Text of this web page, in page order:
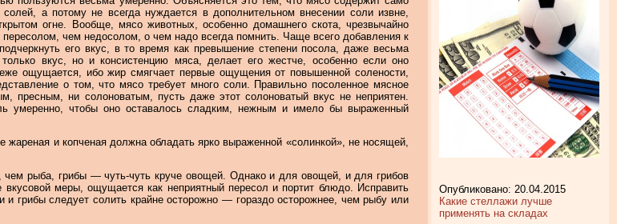
а потому не всегда нуждается в дополнительном внесении соли извне,
огне. Вообще, мясо животных, особенно домашнего скота, чрезвычайно
пересолом, чем недосолом, о чем надо всегда помнить. Чаще всего добавления к
его вкус, в то время как превышение степени посола, даже весьма
вкус, но и консистенцию мяса, делает его жестче, особенно если оно
ощущается, ибо жир смягчает первые ощущения от повышенной солености,
о том, что мясо требует много соли. Правильно посоленное мясное
пресным, ни солоноватым, пусть даже этот солоноватый вкус не неприятен.
умеренно, чтобы оно оставалось сладким, нежным и имело бы выраженный
жареная и копченая должна обладать ярко выраженной «солинкой», не носящей,
рыба, грибы — чуть-чуть круче овощей. Однако и для овощей, и для грибов
меры, ощущается как неприятный пересол и портит блюдо. Исправить
и грибы следует солить крайне осторожно — гораздо осторожнее, чем рыбу или
Опубликовано: 20.04.2015
Какие стеллажи лучше
применять на складах